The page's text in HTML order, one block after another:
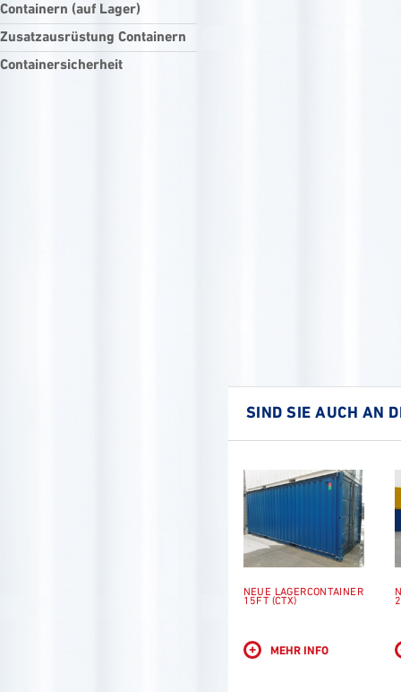
Containern (auf Lager)
Zusatzausrüstung Containern
Containersicherheit
SIND SIE AUCH AN
NEUE LAGERCONTAINER
15FT (CTX)
+ MEHR INFO